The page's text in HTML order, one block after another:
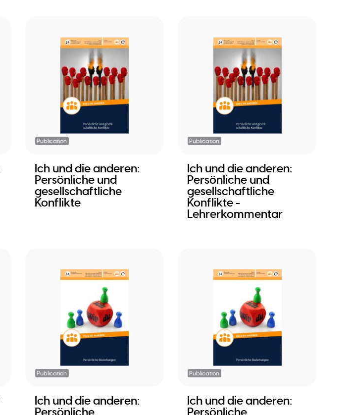
Publication
Ich und die anderen:
Persönliche und
gesellschaftliche
Konflikte
Publication
Ich und die anderen:
Persönliche und
gesellschaftliche
Konflikte -
Lehrerkommentar
Publication
Ich und die anderen:
Publication
Ich und die anderen: